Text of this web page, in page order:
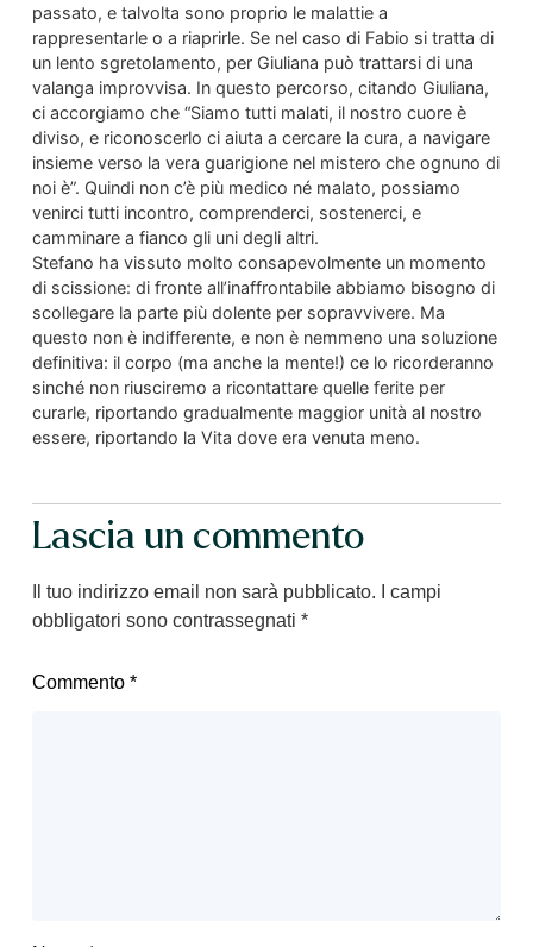
passato, e talvolta sono proprio le malattie a
rappresentarle o a riaprirle. Se nel caso di Fabio si tratta di
un lento sgretolamento, per Giuliana può trattarsi di una
valanga improvvisa. In questo percorso, citando Giuliana,
ci accorgiamo che “Siamo tutti malati, il nostro cuore è
diviso, e riconoscerlo ci aiuta a cercare la cura, a navigare
insieme verso la vera guarigione nel mistero che ognuno di
noi è”. Quindi non c’è più medico né malato, possiamo
venirci tutti incontro, comprenderci, sostenerci, e
camminare a fianco gli uni degli altri.
Stefano ha vissuto molto consapevolmente un momento
di scissione: di fronte all’inaffrontabile abbiamo bisogno di
scollegare la parte più dolente per sopravvivere. Ma
questo non è indifferente, e non è nemmeno una soluzione
definitiva: il corpo (ma anche la mente!) ce lo ricorderanno
sinché non riusciremo a ricontattare quelle ferite per
curarle, riportando gradualmente maggior unità al nostro
essere, riportando la Vita dove era venuta meno.
Lascia un commento
Il tuo indirizzo email non sarà pubblicato.
I campi
obbligatori sono contrassegnati *
Commento *